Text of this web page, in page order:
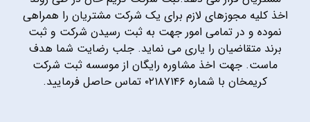
اخذ کلیه مجوزهای لازم برای یک شرکت مشتریان را همراهی
نموده و در تمامی امور جهت به ثبت رسیدن شرکت و ثبت
برند متقاضیان را یاری می نماید. جلب رضایت شما هدف
ماست. جهت اخذ مشاوره رایگان از موسسه ثبت شرکت
کریمخان با شماره ۰۲۱۸۷۱۴۶ تماس حاصل فرمایید.